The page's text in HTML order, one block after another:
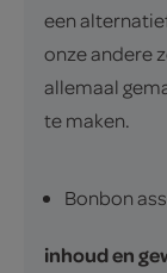
een
onze andere
allemaal
te maken.
Bonbon
inhoud en